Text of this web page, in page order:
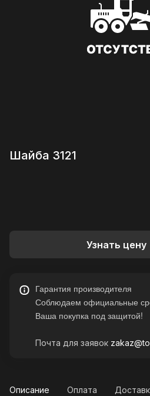
Шайба 3121
Узнать цену
Гарантия производителя
Соблюдаем официальные
Ваша покупка под защитой!
Почта для заявок
Описание Оплата